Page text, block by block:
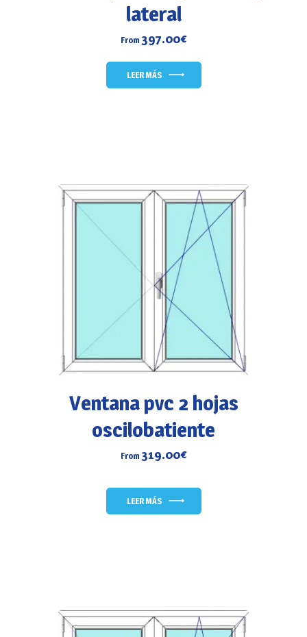
lateral
From 397.00€
LEER MÁS
Ventana pvc 2 hojas
oscilobatiente
From 319.00€
LEER MÁS